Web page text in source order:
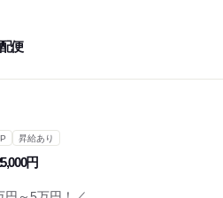
かい荷物を積み込む
別へリアへ向かう
へ返却
チェックし帰宅
なので
です
便
昇給あり
円